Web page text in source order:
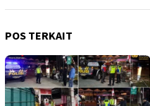
POS TERKAIT